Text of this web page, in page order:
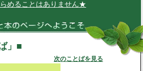
ることはありません★
」■
次のことばを見る